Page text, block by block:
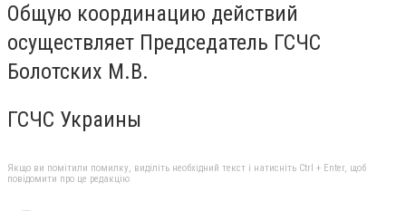
Общую координацию действий
осуществляет Председатель ГСЧС
Болотских М.В.
ГСЧС Украины
Якщо ви помітили помилку, виділіть необхідний текст і натисніть Ctrl + Enter, щоб
повідомити про це редакцію